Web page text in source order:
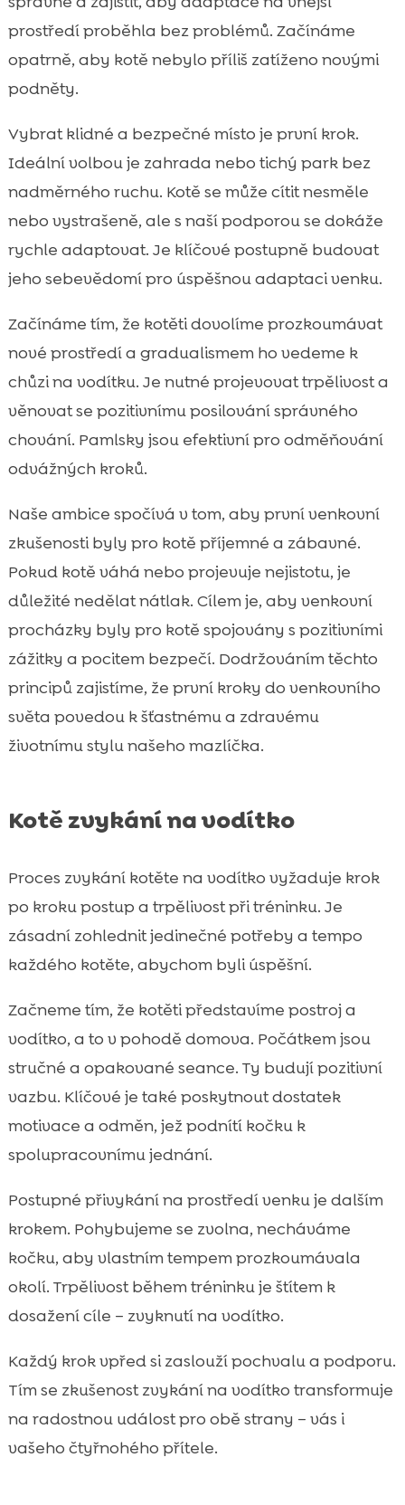
prostředí proběhla bez problémů. Začínáme
opatrně, aby kotě nebylo příliš zatíženo novými
podněty.
Vybrat klidné a bezpečné místo je první krok.
Ideální volbou je zahrada nebo tichý park bez
nadměrného ruchu. Kotě se může cítit nesměle
nebo vystrašeně, ale s naší podporou se dokáže
rychle adaptovat. Je klíčové postupně budovat
jeho sebevědomí pro úspěšnou adaptaci venku.
Začínáme tím, že kotěti dovolíme prozkoumávat
nové prostředí a gradualismem ho vedeme k
chůzi na vodítku. Je nutné projevovat trpělivost a
věnovat se pozitivnímu posilování správného
chování. Pamlsky jsou efektivní pro odměňování
odvážných kroků.
Naše ambice spočívá v tom, aby první venkovní
zkušenosti byly pro kotě příjemné a zábavné.
Pokud kotě váhá nebo projevuje nejistotu, je
důležité nedělat nátlak. Cílem je, aby venkovní
procházky byly pro kotě spojovány s pozitivními
zážitky a pocitem bezpečí. Dodržováním těchto
principů zajistíme, že první kroky do venkovního
světa povedou k šťastnému a zdravému
životnímu stylu našeho mazlíčka.
Kotě zvykání na vodítko
Proces zvykání kotěte na vodítko vyžaduje krok
po kroku postup a trpělivost při tréninku. Je
zásadní zohlednit jedinečné potřeby a tempo
každého kotěte, abychom byli úspěšní.
Začneme tím, že kotěti představíme postroj a
vodítko, a to v pohodě domova. Počátkem jsou
stručné a opakované seance. Ty budují pozitivní
vazbu. Klíčové je také poskytnout dostatek
motivace a odměn, jež podnítí kočku k
spolupracovnímu jednání.
Postupné přivykání na prostředí venku je dalším
krokem. Pohybujeme se zvolna, necháváme
kočku, aby vlastním tempem prozkoumávala
okolí. Trpělivost během tréninku je štítem k
dosažení cíle – zvyknutí na vodítko.
Každý krok vpřed si zaslouží pochvalu a podporu.
Tím se zkušenost zvykání na vodítko transformuje
na radostnou událost pro obě strany – vás i
vašeho čtyřnohého přítele.